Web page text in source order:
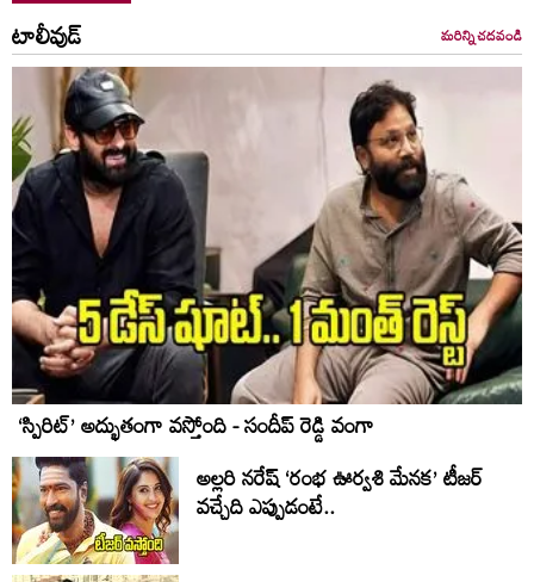
టాలీవుడ్ మరిన్ని చదవండి
‘స్పిరిట్’ అద్భుతంగా వస్తోంది - సందీప్ రెడ్డి వంగా
అల్లరి నరేష్ ‘రంభ ఊర్వశి మేనక’ టీజర్
వచ్చేది ఎప్పుడంటే..